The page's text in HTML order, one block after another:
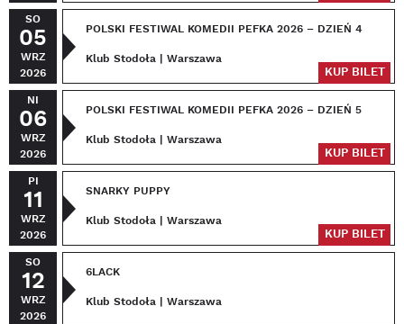
SO
05
WRZ
2026
POLSKI FESTIWAL KOMEDII PEFKA 2026 – DZIEŃ 4
Klub Stodoła | Warszawa
KUP BILET
NI
06
WRZ
2026
POLSKI FESTIWAL KOMEDII PEFKA 2026 – DZIEŃ 5
Klub Stodoła | Warszawa
KUP BILET
PI
11
WRZ
2026
SNARKY PUPPY
Klub Stodoła | Warszawa
KUP BILET
SO
12
WRZ
2026
6LACK
Klub Stodoła | Warszawa